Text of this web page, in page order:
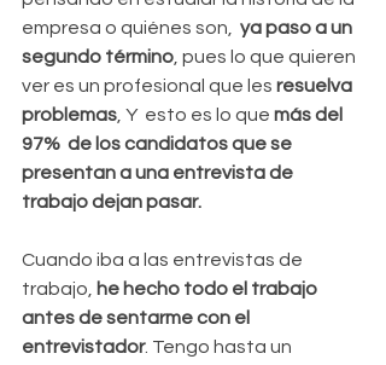
empresa o quiénes son, ya paso a un
segundo término, pues lo que quieren
ver es un profesional que les resuelva
problemas, Y  esto es lo que más del
97%  de los candidatos que se
presentan a una entrevista de
trabajo dejan pasar.
Cuando iba a las entrevistas de
trabajo, he hecho todo el trabajo
antes de sentarme con el
entrevistador. Tengo hasta un